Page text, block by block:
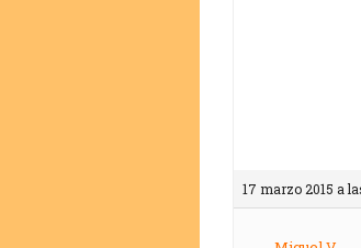
17 marzo 2015 a